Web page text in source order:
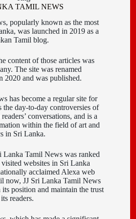
TAMIL NEWS
popularly known as the most
was launched in 2019 as a
Tamil blog.
content of those articles was
The site was renamed
2020 and was published.
has become a regular site for
the day-to-day controversies of
conversations, and is a
within the field of art and
in Sri Lanka.
Lanka Tamil News was ranked
websites in Sri Lanka
acclaimed Alexa web
now, JJ Sri Lanka Tamil News
its position and maintain the trust
readers.